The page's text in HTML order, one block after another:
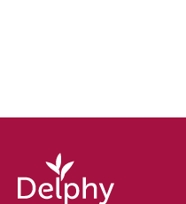
Delphy
-
Delphy